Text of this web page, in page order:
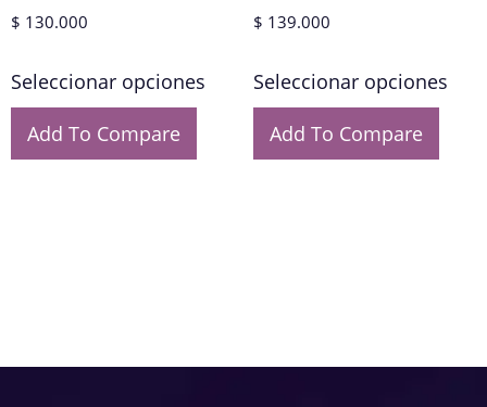
$ 130.000
Seleccionar opciones
Add To Compare
$ 139.000
Seleccionar opciones
Add To Compare